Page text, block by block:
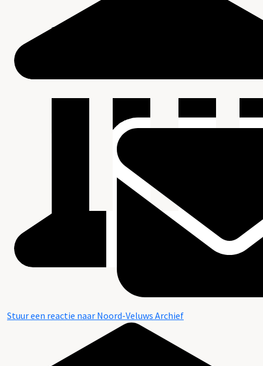
Stuur een reactie naar Noord-Veluws Archief